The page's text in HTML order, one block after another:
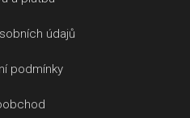
údajů
podmínky